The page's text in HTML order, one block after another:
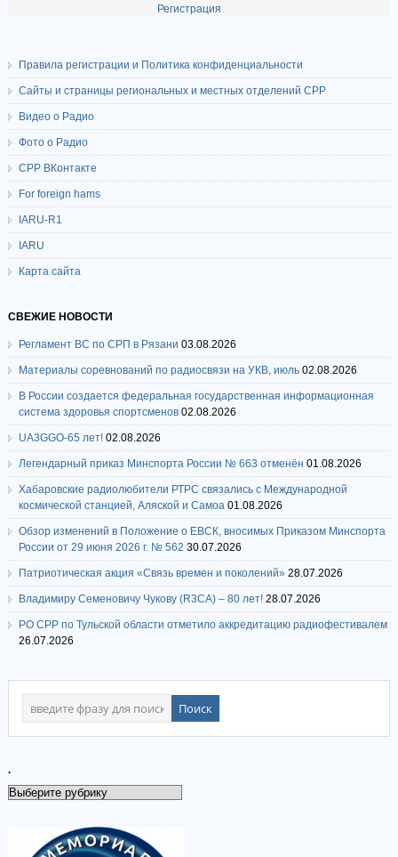
Регистрация
Правила регистрации и Политика конфиденциальности
Сайты и страницы региональных и местных отделений СРР
Видео о Радио
Фото о Радио
СРР ВКонтакте
For foreign hams
IARU-R1
IARU
Карта сайта
СВЕЖИЕ НОВОСТИ
Регламент ВС по СРП в Рязани 03.08.2026
Материалы соревнований по радиосвязи на УКВ, июль 02.08.2026
В России создается федеральная государственная информационная
система здоровья спортсменов 02.08.2026
UA3GGO-65 лет! 02.08.2026
Легендарный приказ Минспорта России № 663 отменён 01.08.2026
Хабаровские радиолюбители РТРС связались с Международной
космической станцией, Аляской и Самоа 01.08.2026
Обзор изменений в Положение о ЕВСК, вносимых Приказом Минспорта
России от 29 июня 2026 г. № 562 30.07.2026
Патриотическая акция «Связь времен и поколений» 28.07.2026
Владимиру Семеновичу Чукову (R3CA) – 80 лет! 28.07.2026
РО СРР по Тульской области отметило аккредитацию радиофестивалем
26.07.2026
.